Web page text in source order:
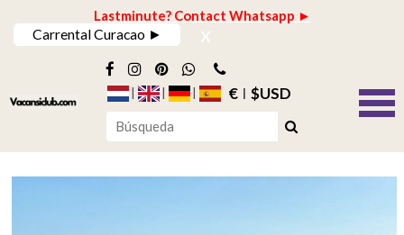
Lastminute? Contact Whatsapp ►
Carrental Curacao ► x
€ $USD